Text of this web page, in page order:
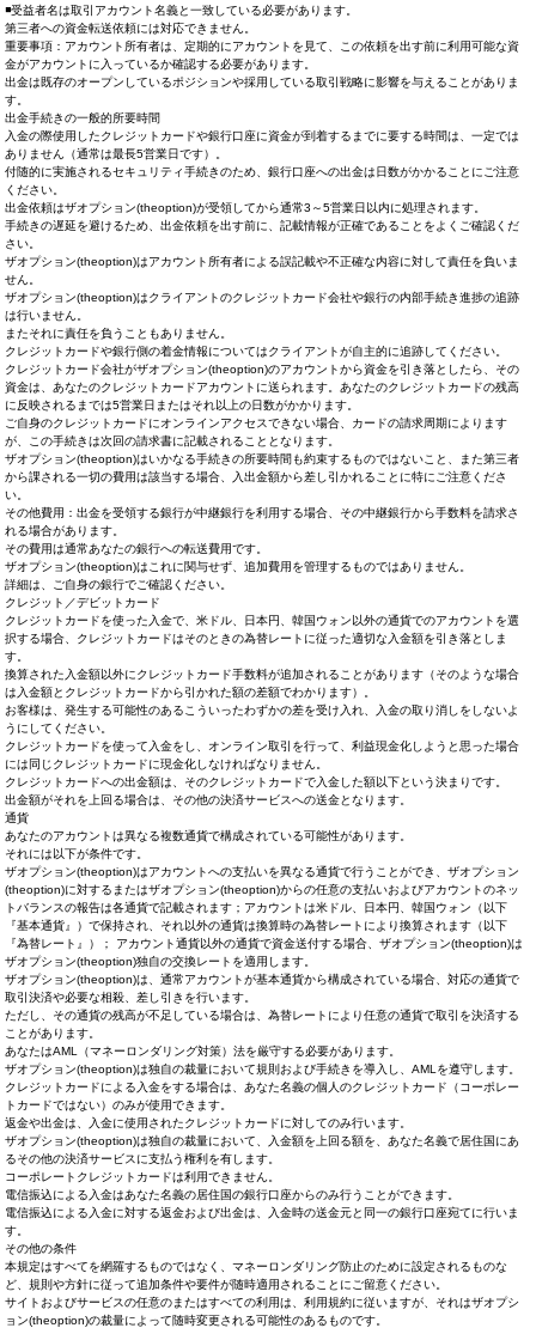
◾受益者名は取引アカウント名義と一致している必要があります。
第三者への資金転送依頼には対応できません。
重要事項：アカウント所有者は、定期的にアカウントを見て、この依頼を出す前に利用可能な資
金がアカウントに入っているか確認する必要があります。
出金は既存のオープンしているポジションや採用している取引戦略に影響を与えることがありま
す。
出金手続きの一般的所要時間
入金の際使用したクレジットカードや銀行口座に資金が到着するまでに要する時間は、一定では
ありません（通常は最長5営業日です）。
付随的に実施されるセキュリティ手続きのため、銀行口座への出金は日数がかかることにご注意
ください。
出金依頼はザオプション(theoption)が受領してから通常3～5営業日以内に処理されます。
手続きの遅延を避けるため、出金依頼を出す前に、記載情報が正確であることをよくご確認くだ
さい。
ザオプション(theoption)はアカウント所有者による誤記載や不正確な内容に対して責任を負いま
せん。
ザオプション(theoption)はクライアントのクレジットカード会社や銀行の内部手続き進捗の追跡
は行いません。
またそれに責任を負うこともありません。
クレジットカードや銀行側の着金情報についてはクライアントが自主的に追跡してください。
クレジットカード会社がザオプション(theoption)のアカウントから資金を引き落としたら、その
資金は、あなたのクレジットカードアカウントに送られます。あなたのクレジットカードの残高
に反映されるまでは5営業日またはそれ以上の日数がかかります。
ご自身のクレジットカードにオンラインアクセスできない場合、カードの請求周期によります
が、この手続きは次回の請求書に記載されることとなります。
ザオプション(theoption)はいかなる手続きの所要時間も約束するものではないこと、また第三者
から課される一切の費用は該当する場合、入出金額から差し引かれることに特にご注意くださ
い。
その他費用：出金を受領する銀行が中継銀行を利用する場合、その中継銀行から手数料を請求さ
れる場合があります。
その費用は通常あなたの銀行への転送費用です。
ザオプション(theoption)はこれに関与せず、追加費用を管理するものではありません。
詳細は、ご自身の銀行でご確認ください。
クレジット／デビットカード
クレジットカードを使った入金で、米ドル、日本円、韓国ウォン以外の通貨でのアカウントを選
択する場合、クレジットカードはそのときの為替レートに従った適切な入金額を引き落としま
す。
換算された入金額以外にクレジットカード手数料が追加されることがあります（そのような場合
は入金額とクレジットカードから引かれた額の差額でわかります）。
お客様は、発生する可能性のあるこういったわずかの差を受け入れ、入金の取り消しをしないよ
うにしてください。
クレジットカードを使って入金をし、オンライン取引を行って、利益現金化しようと思った場合
には同じクレジットカードに現金化しなければなりません。
クレジットカードへの出金額は、そのクレジットカードで入金した額以下という決まりです。
出金額がそれを上回る場合は、その他の決済サービスへの送金となります。
通貨
あなたのアカウントは異なる複数通貨で構成されている可能性があります。
それには以下が条件です。
ザオプション(theoption)はアカウントへの支払いを異なる通貨で行うことができ、ザオプション
(theoption)に対するまたはザオプション(theoption)からの任意の支払いおよびアカウントのネッ
トバランスの報告は各通貨で記載されます；アカウントは米ドル、日本円、韓国ウォン（以下
『基本通貨』）で保持され、それ以外の通貨は換算時の為替レートにより換算されます（以下
『為替レート』）； アカウント通貨以外の通貨で資金送付する場合、ザオプション(theoption)は
ザオプション(theoption)独自の交換レートを適用します。
ザオプション(theoption)は、通常アカウントが基本通貨から構成されている場合、対応の通貨で
取引決済や必要な相殺、差し引きを行います。
ただし、その通貨の残高が不足している場合は、為替レートにより任意の通貨で取引を決済する
ことがあります。
あなたはAML（マネーロンダリング対策）法を厳守する必要があります。
ザオプション(theoption)は独自の裁量において規則および手続きを導入し、AMLを遵守します。
クレジットカードによる入金をする場合は、あなた名義の個人のクレジットカード（コーポレー
トカードではない）のみが使用できます。
返金や出金は、入金に使用されたクレジットカードに対してのみ行います。
ザオプション(theoption)は独自の裁量において、入金額を上回る額を、あなた名義で居住国にあ
るその他の決済サービスに支払う権利を有します。
コーポレートクレジットカードは利用できません。
電信振込による入金はあなた名義の居住国の銀行口座からのみ行うことができます。
電信振込による入金に対する返金および出金は、入金時の送金元と同一の銀行口座宛てに行いま
す。
その他の条件
本規定はすべてを網羅するものではなく、マネーロンダリング防止のために設定されるものな
ど、規則や方針に従って追加条件や要件が随時適用されることにご留意ください。
サイトおよびサービスの任意のまたはすべての利用は、利用規約に従いますが、それはザオプシ
ョン(theoption)の裁量によって随時変更される可能性のあるものです。